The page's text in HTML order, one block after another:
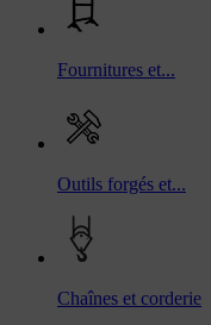
Fournitures et...
Outils forgés et...
Chaînes et corderie